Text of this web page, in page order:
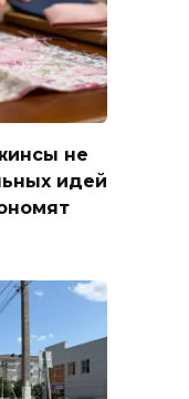
не
идей